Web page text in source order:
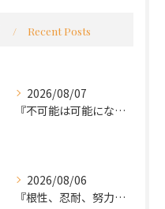
Recent Posts
2026/08/07
『不可能は可能になる』
2026/08/06
『根性、忍耐、努力という言葉は死語なのか』